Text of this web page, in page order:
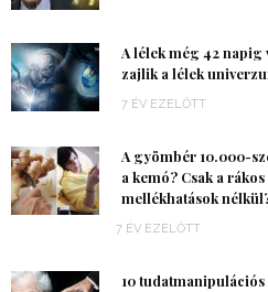
A lélek még 42 napig
zajlik a lélek
7 ÉV EZELŐTT
A gyömbér 10.000-
a kemó? Csak a
mellékhatások
7 ÉV EZELŐTT
10